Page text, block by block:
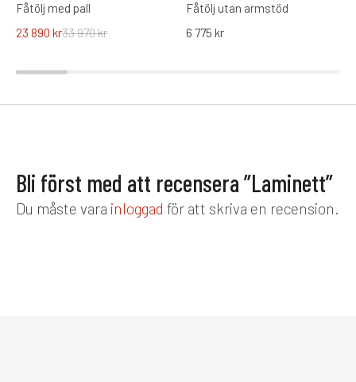
Fåtölj med pall
33 970kr
23 890 kr
Fåtölj utan armstöd
6 775 kr
Bli först med att recensera ”Laminett”
Du måste vara inloggad för att skriva en recension.